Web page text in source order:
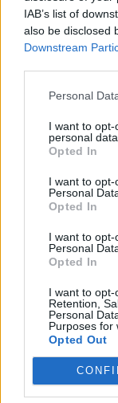
IAB’s list of
also be disclosed
Downstream
Personal
I want to
personal data.
Opted In
I want to
Personal
Opted In
I want to
Personal
Opted In
I want to opt-
Retention,
Personal
Purposes for
Opted Out
Vica71
Előzmény:
Seiglstocks
Tiszteletem!
Amit ön napi
legalja midnennek.
kontraproduktív és
súrolja, még alulról
sem tudok, melyik
képest kiemelt
Egyszerűen
szintű
Én nem tudok és
Szégyelje magát...